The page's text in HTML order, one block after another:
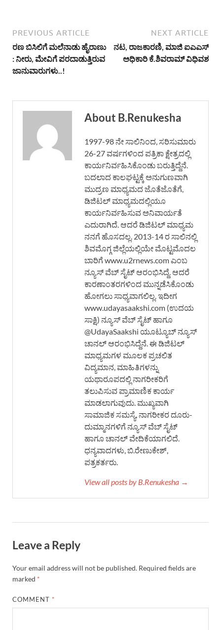
PREVIOUS ARTICLE
ರಣ ಬಿಸಿಲಿಗೆ ಮಲೆನಾಡು ಹೈರಾಣು
: ನೀರು, ಮೇವಿಗೆ ಪರದಾಡುತ್ತಿರುವ
ಜಾನುವಾರುಗಳು..!
NEXT ARTICLE
ನಟ, ರಾಜಕಾರಣಿ, ಮಾಜಿ ಐಎಎಸ್
ಅಧಿಕಾರಿ ಕೆ.ಶಿವರಾಮ್ ವಿಧಿವಶ
About B.Renukesha
1997-98 ನೇ ಸಾಲಿನಿಂದ, ಸರಿಸುಮಾರು
26-27 ವರ್ಷಗಳಿಂದ ಪತ್ರಿಕಾ ಕ್ಷೇತ್ರದಲ್ಲಿ
ಕಾರ್ಯನಿರ್ವಹಿಸಿಕೊಂಡು ಬರುತ್ತಿದ್ದೆನೆ.
ಬದಲಾದ ಕಾಲಘಟ್ಟಕ್ಕೆ ಅನುಗುಣವಾಗಿ
ಮುದ್ರಣ ಮಾಧ್ಯಮದ ಜೊತೆಜೊತೆಗೆ,
ಡಿಜಿಟಲ್ ಮಾಧ್ಯಮದಲ್ಲಿಯೂ
ಕಾರ್ಯನಿರ್ವಹಿಸುವ ಅನಿವಾರ್ಯತೆ
ಎದುರಾಗಿದೆ. ಆದರೆ ಡಿಜಿಟಲ್ ಮಾಧ್ಯಮ
ನನಗೆ ಹೊಸದಲ್ಲ. 2013-14 ರ ಸಾಲಿನಲ್ಲಿ
ಶಿವಮೊಗ್ಗ ಜಿಲ್ಲೆಯಲ್ಲಿಯೇ ಮೊಟ್ಟಮೊದಲ
ಬಾರಿಗೆ www.u2rnews.com ಎಂಬ
ನ್ಯೂಸ್ ವೆಬ್ ಸೈಟ್ ಆರಂಭಿಸಿದ್ದೆ. ಆದರೆ
ಕಾರಣಾಂತರಗಳಿಂದ ಮುನ್ನಡೆಸಿಕೊಂಡು
ಹೋಗಲು ಸಾಧ್ಯವಾಗಲಿಲ್ಲ. ಇದೀಗ
www.udayasaakshi.com (ಉದಯ
ಸಾಕ್ಷಿ) ನ್ಯೂಸ್ ವೆಬ್ ಸೈಟ್ ಹಾಗೂ
@UdayaSaakshi ಯೂಟ್ಯೂಬ್ ನ್ಯೂಸ್
ಚಾನಲ್ ಆರಂಭಿಸಿದ್ದೆನೆ. ಈ ಡಿಜಿಟಲ್
ಮಾಧ್ಯಮಗಳ ಮೂಲಕ ಪ್ರಚಲಿತ
ವಿದ್ಯಮಾನ, ಮಾಹಿತಿಗಳನ್ನು
ಯಥಾರೂಪದಲ್ಲಿ ನಾಗರೀಕರಿಗೆ
ತಲುಪಿಸುವ ಪ್ರಾಮಾಣಿಕ ಕಾರ್ಯ
ಮಾಡಲಾಗುವುದು. ಮುಖ್ಯವಾಗಿ
ಸಾಮಾಜಿಕ ಸಮಸ್ಯೆ, ನಾಗರೀಕರ ದೂರು-
ದುಮ್ಮಾನಗಳಿಗೆ ನ್ಯೂಸ್ ವೆಬ್ ಸೈಟ್
ಹಾಗೂ ಚಾನಲ್ ವೇದಿಕೆಯಾಗಲಿದೆ.
ಧನ್ಯವಾದಗಳು, ಬಿ.ರೇಣುಕೇಶ್,
ಪತ್ರಕರ್ತರು.
View all posts by B.Renukesha →
Leave a Reply
Your email address will not be published. Required fields are
marked *
COMMENT *